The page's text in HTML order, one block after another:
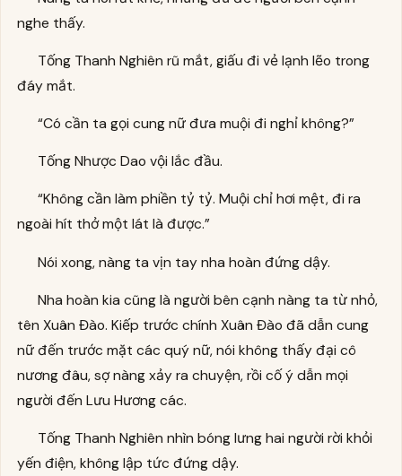
nghe thấy.
Tống Thanh Nghiên rũ mắt, giấu đi vẻ lạnh lẽo trong
đáy mắt.
“Có cần ta gọi cung nữ đưa muội đi nghỉ không?”
Tống Nhược Dao vội lắc đầu.
“Không cần làm phiền tỷ tỷ. Muội chỉ hơi mệt, đi ra
ngoài hít thở một lát là được.”
Nói xong, nàng ta vịn tay nha hoàn đứng dậy.
Nha hoàn kia cũng là người bên cạnh nàng ta từ nhỏ,
tên Xuân Đào. Kiếp trước chính Xuân Đào đã dẫn cung
nữ đến trước mặt các quý nữ, nói không thấy đại cô
nương đâu, sợ nàng xảy ra chuyện, rồi cố ý dẫn mọi
người đến Lưu Hương các.
Tống Thanh Nghiên nhìn bóng lưng hai người rời khỏi
yến điện, không lập tức đứng dậy.